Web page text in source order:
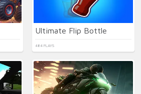
Ultimate Flip Bottle
484 PLAYS